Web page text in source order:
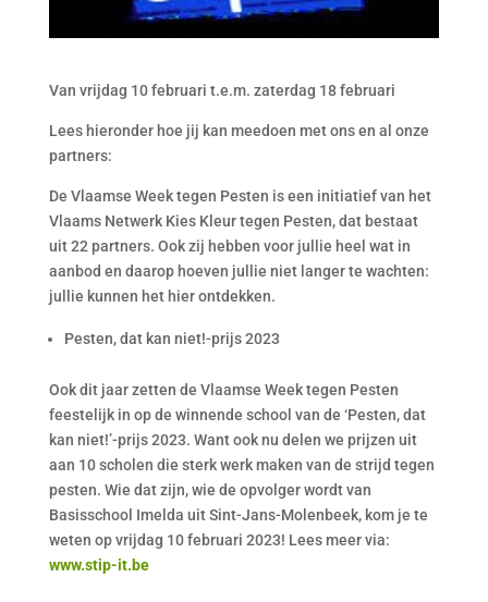
Van vrijdag 10 februari t.e.m. zaterdag 18 februari
Lees hieronder hoe jij kan meedoen met ons en al onze
partners:
De Vlaamse Week tegen Pesten is een initiatief van het
Vlaams Netwerk Kies Kleur tegen Pesten, dat bestaat
uit 22 partners. Ook zij hebben voor jullie heel wat in
aanbod en daarop hoeven jullie niet langer te wachten:
jullie kunnen het hier ontdekken.
Pesten, dat kan niet!-prijs 2023
Ook dit jaar zetten de Vlaamse Week tegen Pesten
feestelijk in op de winnende school van de ‘Pesten, dat
kan niet!’-prijs 2023. Want ook nu delen we prijzen uit
aan 10 scholen die sterk werk maken van de strijd tegen
pesten. Wie dat zijn, wie de opvolger wordt van
Basisschool Imelda uit Sint-Jans-Molenbeek, kom je te
weten op vrijdag 10 februari 2023! Lees meer via:
www.stip-it.be